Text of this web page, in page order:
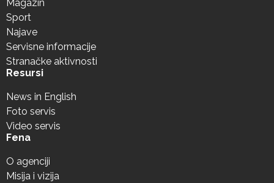
Magazin
Sport
Najave
Servisne informacije
Stranačke aktivnosti
Resursi
News in English
Foto servis
Video servis
Fena
O agenciji
Misija i vizija